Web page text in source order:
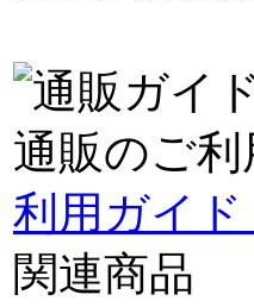
通販のご
利用ガイド
関連商品